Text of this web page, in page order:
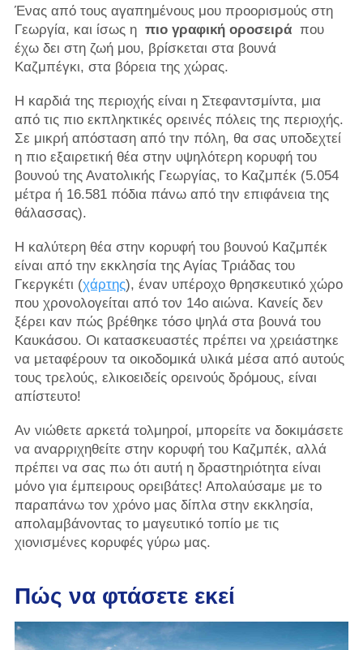
Ένας από τους αγαπημένους μου προορισμούς στη
Γεωργία, και ίσως η πιο γραφική οροσειράπου
έχω δει στη ζωή μου, βρίσκεται στα βουνά
Καζμπέγκι, στα βόρεια της χώρας.
Η καρδιά της περιοχής είναι η Στεφαντσμίντα, μια
από τις πιο εκπληκτικές ορεινές πόλεις της περιοχής.
Σε μικρή απόσταση από την πόλη, θα σας υποδεχτεί
η πιο εξαιρετική θέα στην υψηλότερη κορυφή του
βουνού της Ανατολικής Γεωργίας, το Καζμπέκ (5.054
μέτρα ή 16.581 πόδια πάνω από την επιφάνεια της
θάλασσας).
Η καλύτερη θέα στην κορυφή του βουνού Καζμπέκ
είναι από την εκκλησία της Αγίας Τριάδας του
Γκεργκέτι (χάρτης), έναν υπέροχο θρησκευτικό χώρο
που χρονολογείται από τον 14ο αιώνα. Κανείς δεν
ξέρει καν πώς βρέθηκε τόσο ψηλά στα βουνά του
Καυκάσου. Οι κατασκευαστές πρέπει να χρειάστηκε
να μεταφέρουν τα οικοδομικά υλικά μέσα από αυτούς
τους τρελούς, ελικοειδείς ορεινούς δρόμους, είναι
απίστευτο!
Αν νιώθετε αρκετά τολμηροί, μπορείτε να δοκιμάσετε
να αναρριχηθείτε στην κορυφή του Καζμπέκ, αλλά
πρέπει να σας πω ότι αυτή η δραστηριότητα είναι
μόνο για έμπειρους ορειβάτες! Απολαύσαμε με το
παραπάνω τον χρόνο μας δίπλα στην εκκλησία,
απολαμβάνοντας το μαγευτικό τοπίο με τις
χιονισμένες κορυφές γύρω μας.
Πώς να φτάσετε εκεί